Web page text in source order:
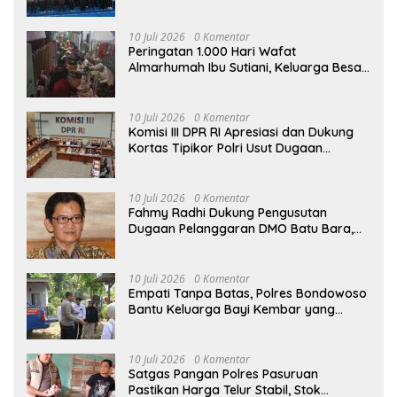
10 Juli 2026 0 Komentar
Peringatan 1.000 Hari Wafat
Almarhumah Ibu Sutiani, Keluarga Besar
10 Juli 2026 0 Komentar
Komisi III DPR RI Apresiasi dan Dukung
Kortas Tipikor Polri Usut Dugaan
10 Juli 2026 0 Komentar
Fahmy Radhi Dukung Pengusutan
Dugaan Pelanggaran DMO Batu Bara,
10 Juli 2026 0 Komentar
Empati Tanpa Batas, Polres Bondowoso
Bantu Keluarga Bayi Kembar yang
10 Juli 2026 0 Komentar
Satgas Pangan Polres Pasuruan
Pastikan Harga Telur Stabil, Stok